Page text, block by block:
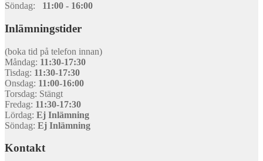
Söndag:
11:00 - 16:00
Inlämningstider
(boka tid på telefon innan)
Måndag: 11:30-17:30
Tisdag: 11:30-17:30
Onsdag: 11:00-16:00
Torsdag: Stängt
Fredag: 11:30-17:30
Lördag: Ej Inlämning
Söndag: Ej Inlämning
Kontakt